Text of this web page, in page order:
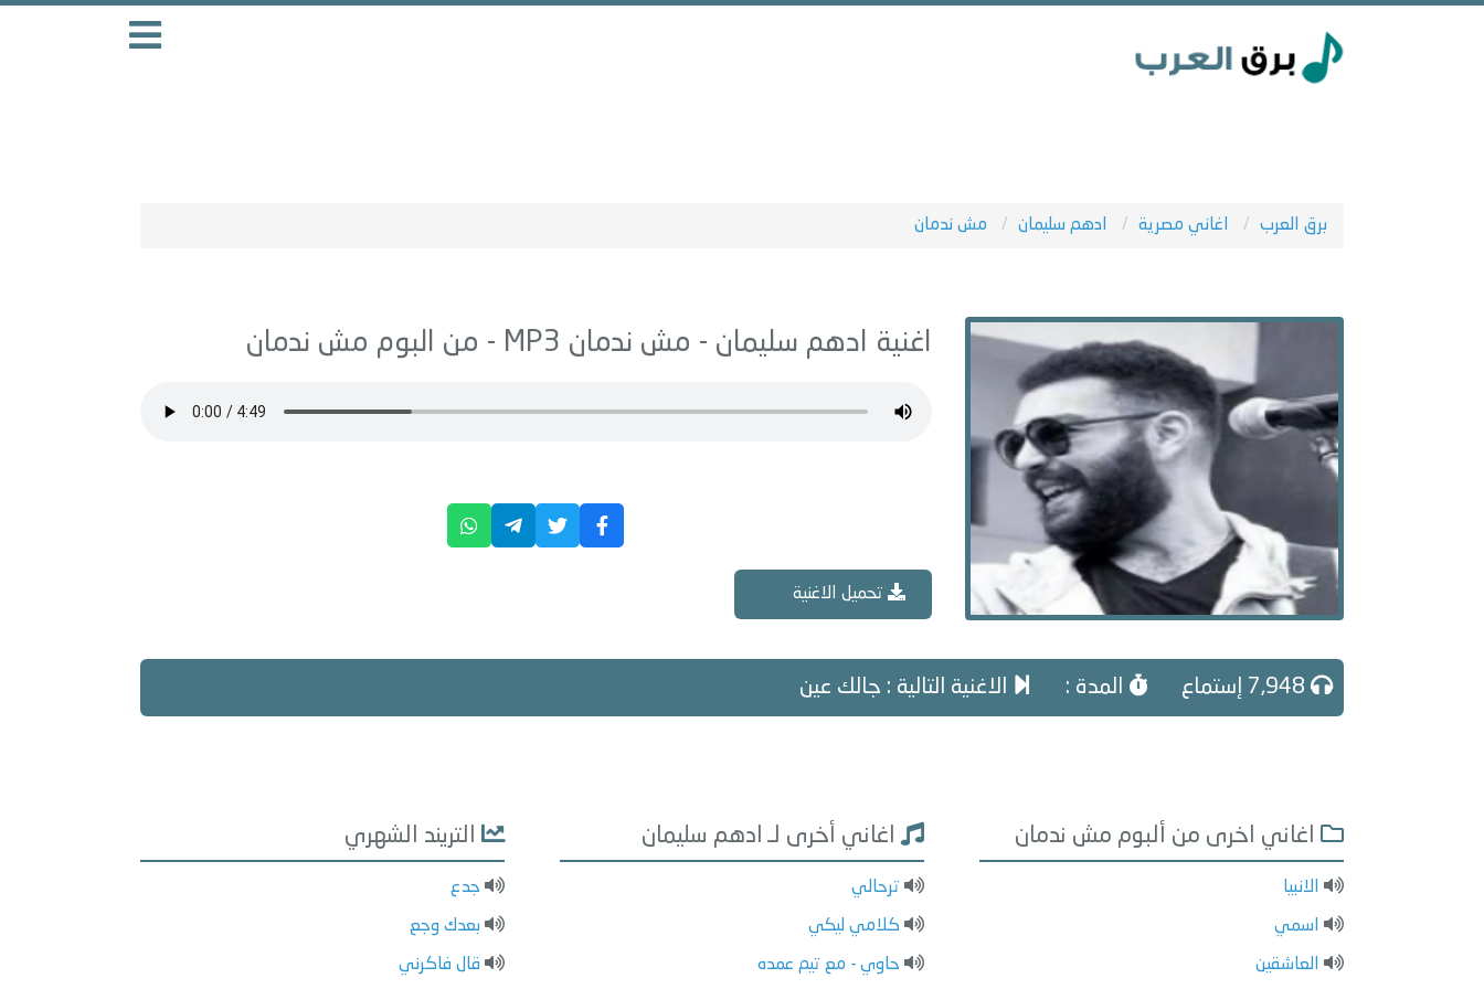
برق العرب اغاني مصرية ادهم سليمان مش ندمان
اغنية ادهم سليمان - مش ندمان مش ندمان
تحميل الاغنية
المدة : الاغنية التالية : جالك عين
اغاني اخرى من ألبوم مش ندمان
الانبيا
اسمي
العاشقين
اغاني أخرى لـ ادهم سليمان
ترحالي
كلامي ليكي
حاوي - مع تيم عمده
التريند الشهري
جدع
بعدك وجع
قال فاكرني